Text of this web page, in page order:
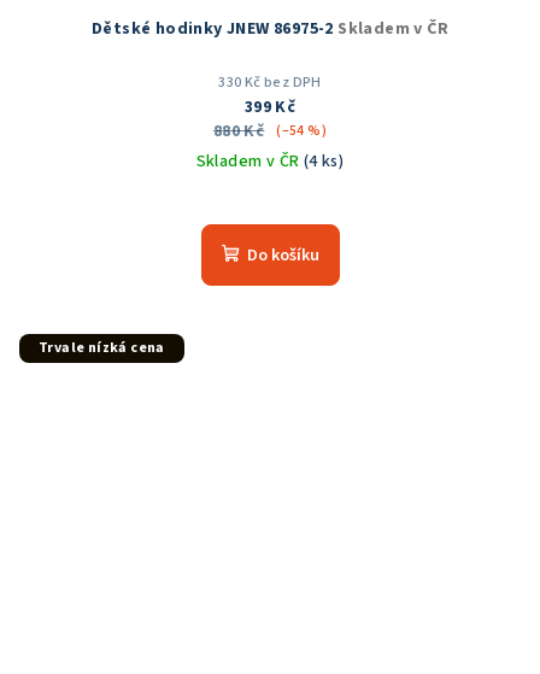
Dětské hodinky JNEW 86975-2 Skladem v ČR
330 Kč bez DPH
399 Kč
880 Kč (–54 %)
Skladem v ČR (4 ks)
Do košíku
Trvale nízká cena